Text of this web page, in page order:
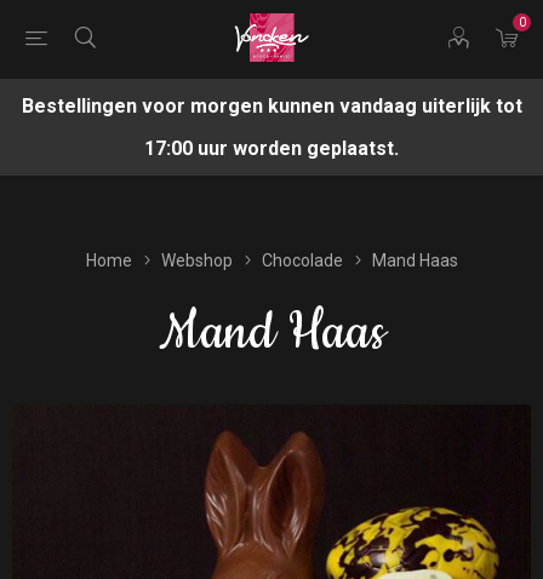
0
Bestellingen voor morgen kunnen vandaag uiterlijk tot
17:00 uur worden geplaatst.
Home Webshop Chocolade Mand Haas
Mand Haas